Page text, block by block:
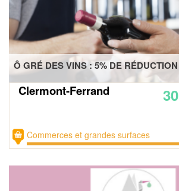
Ô GRÉ DES VINS : 5% DE RÉDUCTION
Clermont-Ferrand 30
Commerces et grandes surfaces